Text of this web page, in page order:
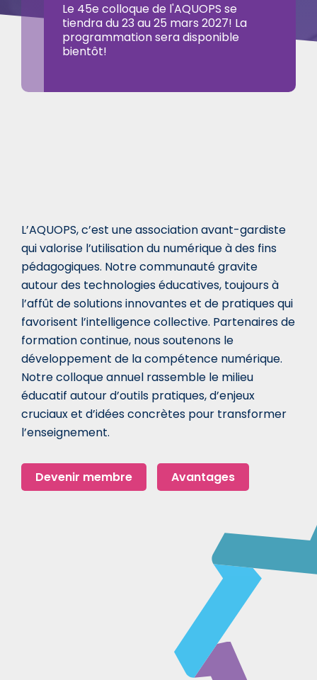
Le 45e colloque de l'AQUOPS se
tiendra du 23 au 25 mars 2027! La
programmation sera disponible
bientôt!
L’AQUOPS, c’est une association avant-gardiste
qui valorise l’utilisation du numérique à des fins
pédagogiques. Notre communauté gravite
autour des technologies éducatives, toujours à
l’affût de solutions innovantes et de pratiques qui
favorisent l’intelligence collective. Partenaires de
formation continue, nous soutenons le
développement de la compétence numérique.
Notre colloque annuel rassemble le milieu
éducatif autour d’outils pratiques, d’enjeux
cruciaux et d’idées concrètes pour transformer
l’enseignement.
Devenir membre Avantages